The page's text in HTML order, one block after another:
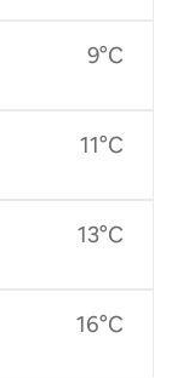
9°C
11°C
13°C
16°C